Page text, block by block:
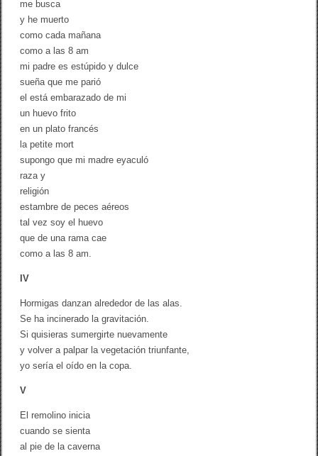
me busca
y he muerto
como cada mañana
como a las 8 am
mi padre es estúpido y dulce
sueña que me parió
el está embarazado de mi
un huevo frito
en un plato francés
la petite mort
supongo que mi madre eyaculó
raza y
religión
estambre de peces aéreos
tal vez soy el huevo
que de una rama cae
como a las 8 am.
IV
Hormigas danzan alrededor de las alas.
Se ha incinerado la gravitación.
Si quisieras sumergirte nuevamente
y volver a palpar la vegetación triunfante,
yo sería el oído en la copa.
V
El remolino inicia
cuando se sienta
al pie de la caverna